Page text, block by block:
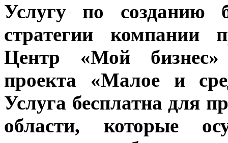
Услугу по созданию
стратегии компании
Центр «Мой
проекта «Малое и
Услуга бесплатна для
области, которые